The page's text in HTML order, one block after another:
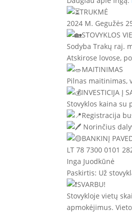
TRUKMĖ
2024 M. Gegužės
STOVYKLOS
Sodyba Trakų raj.
Atskirose lovose,
MAITINIMAS
Pilnas maitinimas,
INVESTICIJA Į
Stovyklos kaina
Registracija
Norinčius
BANKINĮ
LT 78 7300 0101
Inga Juodkūnė
Paskirtis: Už
SVARBU!
Stovykloje vietų
apmokėjimus.